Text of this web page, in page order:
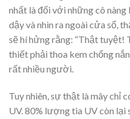
nhất là đối với những cô
dậy và nhìn ra ngoài cửa sổ,
sẽ hí hửng rằng: “Thật tuyệt!
thiết phải thoa kem chống
rất nhiều người.
Tuy nhiên, sự thật là mây chỉ
UV. 80% lượng tia UV còn lại